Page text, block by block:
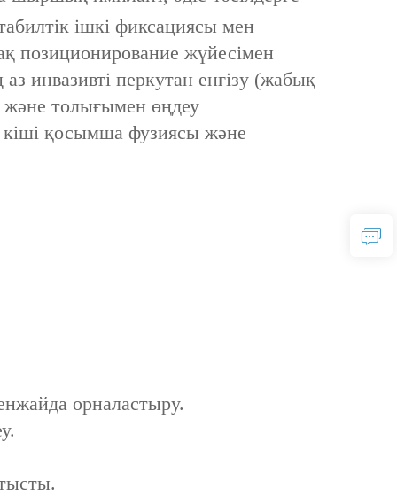
ішкі фиксациясы мен
позиционирование жүйесімен
инвазивті перкутан енгізу (жабық
және толығымен өңдеу
кіші қосымша фузиясы және
орналастыру.